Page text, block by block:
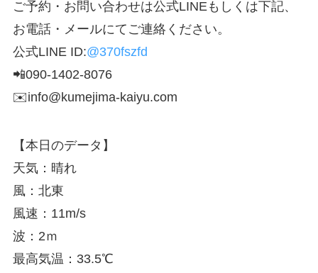
ご予約・お問い合わせは公式LINEもしくは下記、
お電話・メールにてご連絡ください。
公式LINE ID:@370fszfd
📲090-1402-8076
✉️info@kumejima-kaiyu.com
【本日のデータ】
天気：晴れ
風：北東
風速：11m/s
波：2ｍ
最高気温：33.5℃